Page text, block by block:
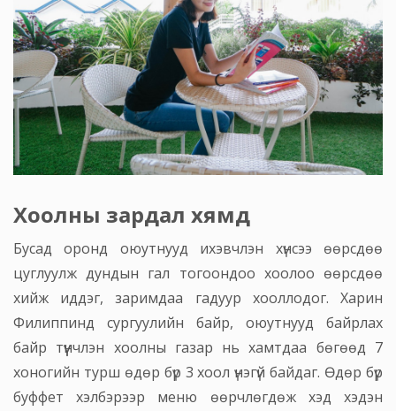
Хоолны зардал хямд
Бусад оронд оюутнууд ихэвчлэн хүнсээ өөрсдөө
цуглуулж дундын гал тогоондоо хоолоо өөрсдөө
хийж иддэг, заримдаа гадуур хооллодог. Харин
Филиппинд сургуулийн байр, оюутнууд байрлах
байр түүнчлэн хоолны газар нь хамтдаа бөгөөд 7
хоногийн турш өдөр бүр 3 хоол үнэгүй байдаг. Өдөр бүр
буффет хэлбэрээр меню өөрчлөгдөж хэд хэдэн